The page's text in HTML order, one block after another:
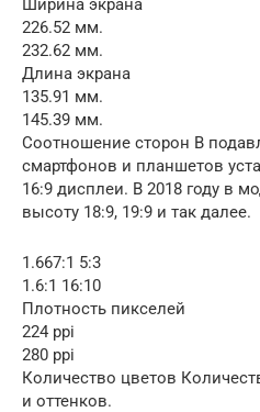
226.52 мм.
232.62 мм.
Длина экрана
135.91 мм.
145.39 мм.
Соотношение сторон В
смартфонов и планшетов
16:9 дисплеи. В 2018 году в
высоту 18:9, 19:9 и так далее.
1.667:1 5:3
1.6:1 16:10
Плотность пикселей
224 ppi
280 ppi
Количество цветов
и оттенков.